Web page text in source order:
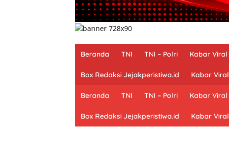
Beranda TNI TNI – Polri Kabar Viral
Box Redaksi Jejakperistiwa.id Kabar Viral
Beranda TNI TNI – Polri Kabar Viral
Box Redaksi Jejakperistiwa.id Kabar Viral